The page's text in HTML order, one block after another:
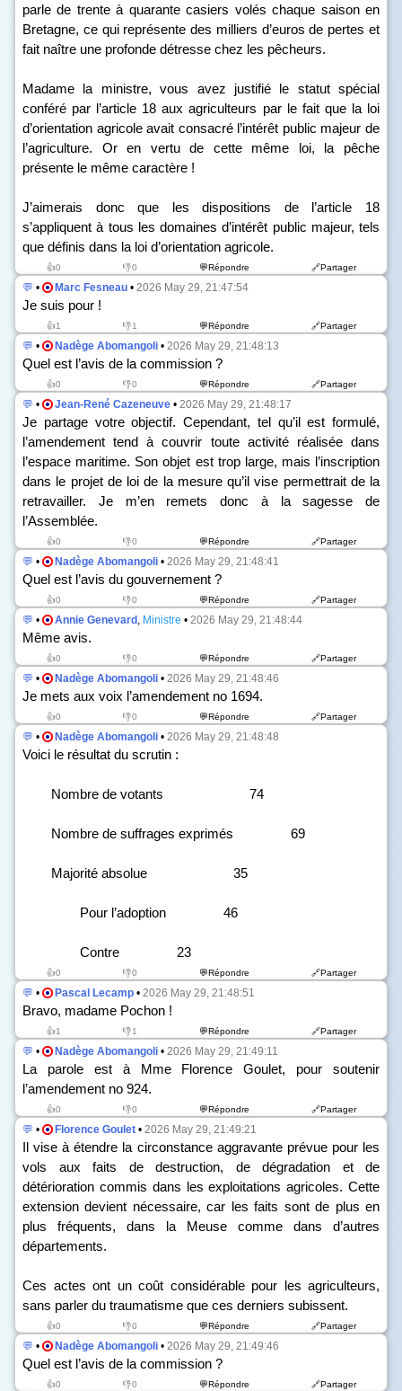
parle de trente à quarante casiers volés chaque saison en
Bretagne, ce qui représente des milliers d’euros de pertes et
fait naître une profonde détresse chez les pêcheurs.
Madame la ministre, vous avez justifié le statut spécial
conféré par l’article 18 aux agriculteurs par le fait que la loi
d’orientation agricole avait consacré l’intérêt public majeur de
l’agriculture. Or en vertu de cette même loi, la pêche
présente le même caractère !
J’aimerais donc que les dispositions de l’article 18
s’appliquent à tous les domaines d’intérêt public majeur, tels
que définis dans la loi d’orientation agricole.
👍0 👎0 💬Répondre 🔗Partager
💬 • Marc Fesneau • 2026 May 29, 21:47:54
Je suis pour !
👍1 👎1 💬Répondre 🔗Partager
💬 • Nadège Abomangoli • 2026 May 29, 21:48:13
Quel est l’avis de la commission ?
👍0 👎0 💬Répondre 🔗Partager
💬 • Jean-René Cazeneuve • 2026 May 29, 21:48:17
Je partage votre objectif. Cependant, tel qu’il est formulé,
l’amendement tend à couvrir toute activité réalisée dans
l’espace maritime. Son objet est trop large, mais l’inscription
dans le projet de loi de la mesure qu’il vise permettrait de la
retravailler. Je m’en remets donc à la sagesse de
l’Assemblée.
👍0 👎0 💬Répondre 🔗Partager
💬 • Nadège Abomangoli • 2026 May 29, 21:48:41
Quel est l’avis du gouvernement ?
👍0 👎0 💬Répondre 🔗Partager
💬 • Annie Genevard , Ministre • 2026 May 29, 21:48:44
Même avis.
👍0 👎0 💬Répondre 🔗Partager
💬 • Nadège Abomangoli • 2026 May 29, 21:48:46
Je mets aux voix l’amendement no 1694.
👍0 👎0 💬Répondre 🔗Partager
💬 • Nadège Abomangoli • 2026 May 29, 21:48:48
Voici le résultat du scrutin :
Nombre de votants 74
Nombre de suffrages exprimés 69
Majorité absolue 35
Pour l’adoption 46
Contre 23
👍0 👎0 💬Répondre 🔗Partager
💬 • Pascal Lecamp • 2026 May 29, 21:48:51
Bravo, madame Pochon !
👍1 👎1 💬Répondre 🔗Partager
💬 • Nadège Abomangoli • 2026 May 29, 21:49:11
La parole est à Mme Florence Goulet, pour soutenir
l’amendement no 924.
👍0 👎0 💬Répondre 🔗Partager
💬 • Florence Goulet • 2026 May 29, 21:49:21
Il vise à étendre la circonstance aggravante prévue pour les
vols aux faits de destruction, de dégradation et de
détérioration commis dans les exploitations agricoles. Cette
extension devient nécessaire, car les faits sont de plus en
plus fréquents, dans la Meuse comme dans d’autres
départements.
Ces actes ont un coût considérable pour les agriculteurs,
sans parler du traumatisme que ces derniers subissent.
👍0 👎0 💬Répondre 🔗Partager
💬 • Nadège Abomangoli • 2026 May 29, 21:49:46
Quel est l’avis de la commission ?
👍0 👎0 💬Répondre 🔗Partager